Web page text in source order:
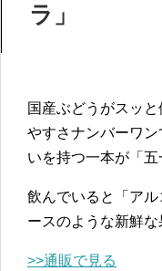
ラ」
国産ぶどうがスッ
やすさナンバーワ
いを持つ一本が「
飲んでいると「ア
ースのような新鮮
>>通販で見る